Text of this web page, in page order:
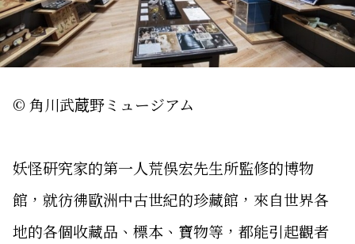
© 角川武蔵野ミュージアム
妖怪研究家的第一人荒俁宏先生所監修的博物
館，就彷彿歐洲中古世紀的珍藏館，來自世界各
地的各個收藏品、標本、寶物等，都能引起觀者